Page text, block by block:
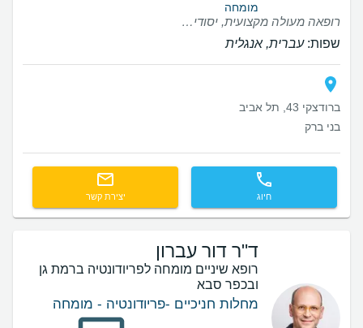
מומחה
רופאה מעולה מקצועית, יסודית ועדינה. ממליצה מאוד
שפות:עברית, אנגלית
ברודצקי 43, תל אביב
בני ברק
חיוג יצירת קשר
ד"ר דור עברון
רופא שיניים מומחה לפריודונטיה ברמת גן
ובכפר סבא
מחלות חניכיים -פריודונטיה - מומחה